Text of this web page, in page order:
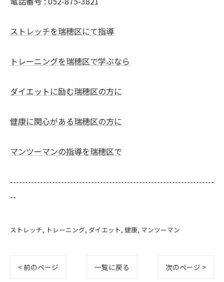
ストレッチを瑞穂区にて指導
トレーニングを瑞穂区で学ぶなら
ダイエットに励む瑞穂区の方に
健康に関心がある瑞穂区の方に
マンツーマンの指導を瑞穂区で
--------------------------------------------------------------------
--
ストレッチ トレーニング ダイエット 健康 マンツーマン
< 前のページ 一覧に戻る 次のページ >